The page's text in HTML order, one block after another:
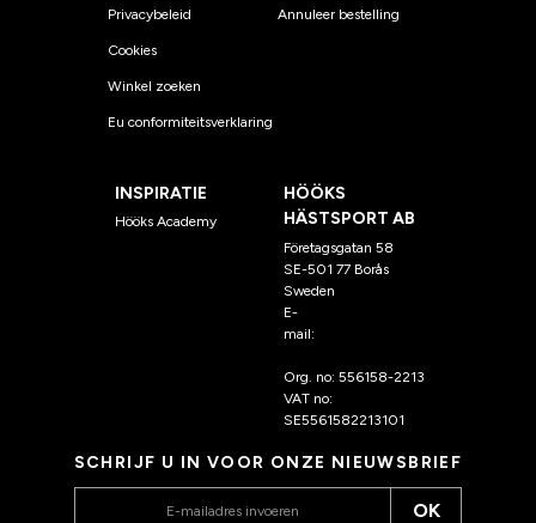
Privacybeleid
Cookies
Winkel zoeken
Eu conformiteitsverklaring
Annuleer bestelling
INSPIRATIE
Hööks Academy
HÖÖKS
HÄSTSPORT AB
Företagsgatan 58
SE-501 77 Borås
Sweden
E-
mail:
Org. no: 556158-2213
VAT no:
SE5561582213101
SCHRIJF U IN VOOR ONZE NIEUWSBRIEF
OK